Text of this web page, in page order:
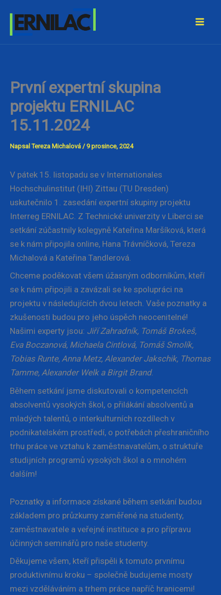
obsah
První expertní skupina
projektu ERNILAC
15.11.2024
NapsalTereza Michalová /9 prosince, 2024
V pátek 15. listopadu se v Internationales
Hochschulinstitut (IHI) Zittau (TU Dresden)
uskutečnilo 1. zasedání expertní skupiny projektu
Interreg ERNILAC. Z Technické univerzity v Liberci se
setkání zúčastnily kolegyně Kateřina Maršíková, která
se k nám připojila online, Hana Trávníčková, Tereza
Michalová a Kateřina Tandlerová.
Chceme poděkovat všem úžasným odborníkům, kteří
se k nám připojili a zavázali se ke spolupráci na
projektu v následujících dvou letech. Vaše poznatky a
zkušenosti budou pro jeho úspěch neocenitelné!
Našimi experty jsou: Jiří Zahradník, Tomáš Brokeš,
Eva Boczanová, Michaela Cintlová, Tomáš Smolík,
Tobias Runte, Anna Metz, Alexander Jakschik, Thomas
Tamme, Alexander Welk a Birgit Brand.
Během setkání jsme diskutovali o kompetencích
absolventů vysokých škol, o přilákání absolventů a
mladých talentů, o interkulturních rozdílech v
podnikatelském prostředí, o potřebách přeshraničního
trhu práce ve vztahu k zaměstnavatelům, o struktuře
studijních programů vysokých škol a o mnohém
dalším!
Poznatky a informace získané během setkání budou
základem pro průzkumy zaměřené na studenty,
zaměstnavatele a veřejné instituce a pro přípravu
účinných seminářů pro naše studenty.
Děkujeme všem, kteří přispěli k tomuto prvnímu
produktivnímu kroku – společně budujeme mosty
mezi vzděláváním a trhem práce napříč hranicemi!